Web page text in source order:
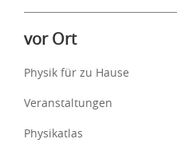
vor Ort
Physik für zu Hause
Veranstaltungen
Physikatlas